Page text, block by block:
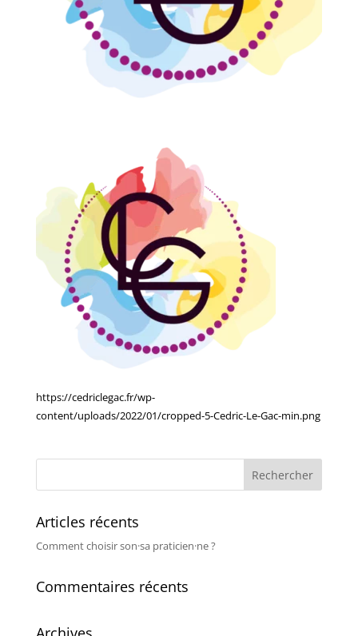
https://cedriclegac.fr/wp-
content/uploads/2022/01/cropped-5-Cedric-Le-Gac-min.png
Articles récents
Comment choisir son·sa praticien·ne ?
Commentaires récents